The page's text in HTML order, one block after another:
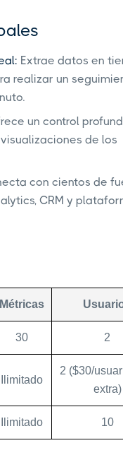
Extrae datos en
realizar un
un control
de los
con cientos de
CRM y
Métricas
30 2
Ilimitado
2 ($30/
extra)
Ilimitado 10